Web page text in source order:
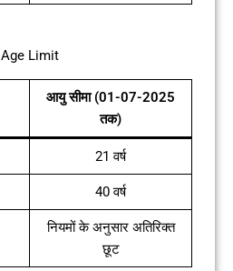
Age Limit
आयु सीमा (01-07-2025
तक)
21 वर्ष
40 वर्ष
नियमों के अनुसार अतिरिक्त
छूट